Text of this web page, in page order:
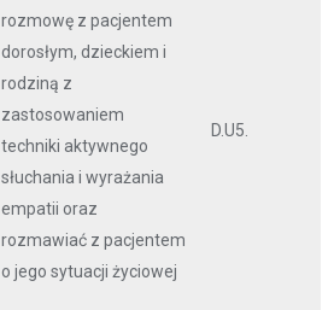
rozmowę z pacjentem
dorosłym, dzieckiem i
rodziną z
zastosowaniem
techniki aktywnego
słuchania i wyrażania
empatii oraz
rozmawiać z pacjentem
o jego sytuacji życiowej
D.U5.